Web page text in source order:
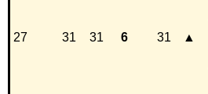
27 31 31 6 31 ▲